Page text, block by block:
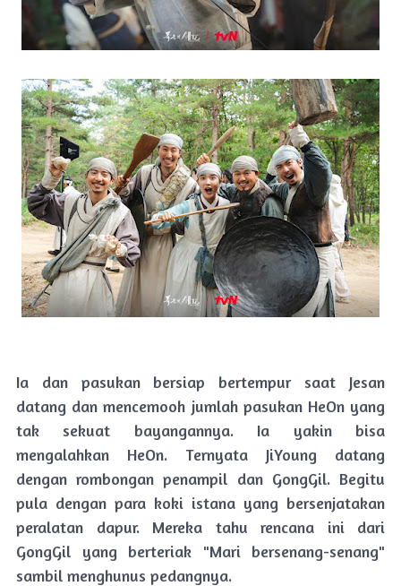
Ia dan pasukan bersiap bertempur saat Jesan
datang dan mencemooh jumlah pasukan HeOn yang
tak sekuat bayangannya. Ia yakin bisa
mengalahkan HeOn. Ternyata JiYoung datang
dengan rombongan penampil dan GongGil. Begitu
pula dengan para koki istana yang bersenjatakan
peralatan dapur. Mereka tahu rencana ini dari
GongGil yang berteriak "Mari bersenang-senang"
sambil menghunus pedangnya.